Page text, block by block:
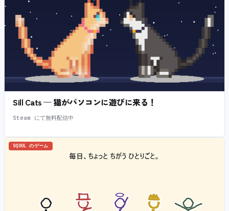
Sill Cats — 猫がパソコンに遊びに来る！
Steam にて無料配信中
SQOOL のゲーム